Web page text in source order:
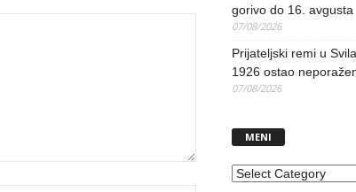
gorivo do 16. avgusta
07/08/2026
Prijateljski remi u
1926 ostao
07/08/2026
MENI
MENI